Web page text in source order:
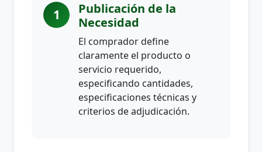
1
Publicación de la
Necesidad
El comprador define
claramente el producto o
servicio requerido,
especificando cantidades,
especificaciones técnicas y
criterios de adjudicación.